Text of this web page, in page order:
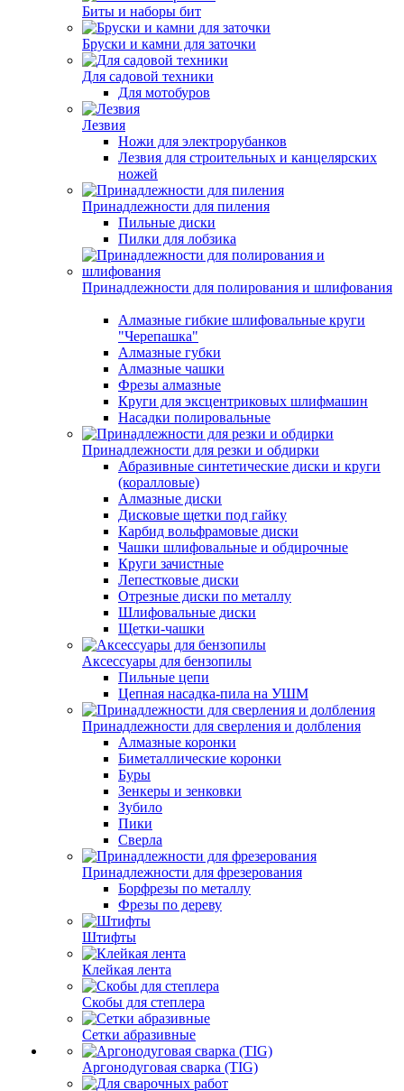
Биты и наборы бит
Бруски и камни для заточки
Для садовой техники
Для мотобуров
Лезвия
Ножи для электрорубанков
Лезвия для строительных и канцелярских
ножей
Принадлежности для пиления
Пильные диски
Пилки для лобзика
Принадлежности для полирования и шлифования
Алмазные гибкие шлифовальные круги
"Черепашка"
Алмазные губки
Алмазные чашки
Фрезы алмазные
Круги для эксцентриковых шлифмашин
Насадки полировальные
Принадлежности для резки и обдирки
Абразивные синтетические диски и круги
(коралловые)
Алмазные диски
Дисковые щетки под гайку
Карбид вольфрамовые диски
Чашки шлифовальные и обдирочные
Круги зачистные
Лепестковые диски
Отрезные диски по металлу
Шлифовальные диски
Щетки-чашки
Аксессуары для бензопилы
Пильные цепи
Цепная насадка-пила на УШМ
Принадлежности для сверления и долбления
Алмазные коронки
Биметаллические коронки
Буры
Зенкеры и зенковки
Зубило
Пики
Сверла
Принадлежности для фрезерования
Борфрезы по металлу
Фрезы по дереву
Штифты
Клейкая лента
Скобы для степлера
Сетки абразивные
Аргонодуговая сварка (TIG)